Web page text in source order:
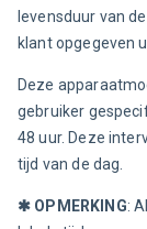
levensduur van
klant opgegeven
Deze
gebruiker
48 uur. Deze
tijd van de dag.
✱ OPMERKING: